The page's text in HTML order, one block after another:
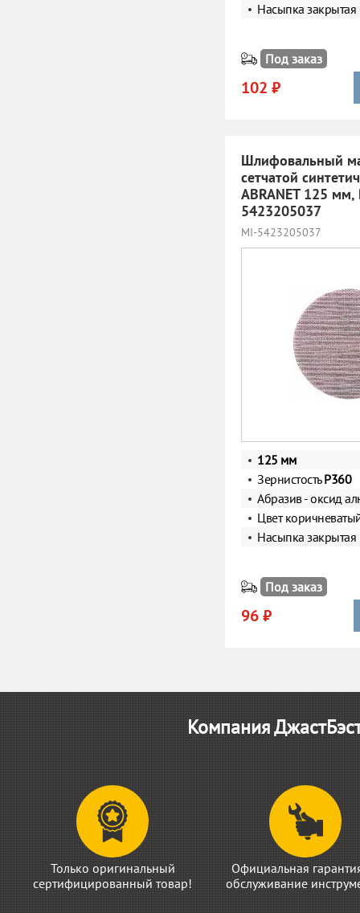
Насыпка закрытая
Под заказ
102 ₽
Шлифовальный
сетчатой
ABRANET 125 мм,
5423205037
MI-5423205037
125 мм
ЗернистостьР360
Абразив - оксид
Цвет
Насыпка закрытая
Под заказ
96 ₽
Компания
Только оригинальный
сертифицированный товар!
Официальная
обслуживание